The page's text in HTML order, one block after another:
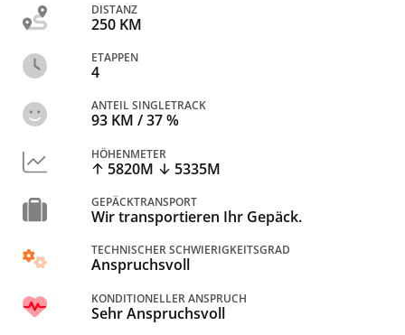
DISTANZ
250 KM
ETAPPEN
4
ANTEIL SINGLETRACK
93 KM / 37 %
HÖHENMETER
5820M 5335M
GEPÄCKTRANSPORT
Wir transportieren Ihr Gepäck.
TECHNISCHER SCHWIERIGKEITSGRAD
Anspruchsvoll
KONDITIONELLER ANSPRUCH
Sehr Anspruchsvoll